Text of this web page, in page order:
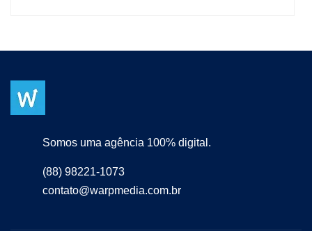
Somos uma agência 100% digital.
(88) 98221-1073
contato@warpmedia.com.br